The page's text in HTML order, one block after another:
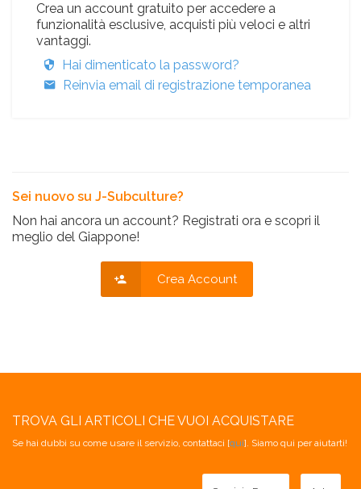
Crea un account gratuito per accedere a
funzionalità esclusive, acquisti più veloci e altri
vantaggi.
Hai dimenticato la password?
Reinvia email di registrazione temporanea
Sei nuovo su J-Subculture?
Non hai ancora un account? Registrati ora e scopri il
meglio del Giappone!
Crea Account
TROVA GLI ARTICOLI CHE VUOI ACQUISTARE
Se hai dubbi su come usare il servizio, contattaci [qui]. Siamo qui per aiutarti!